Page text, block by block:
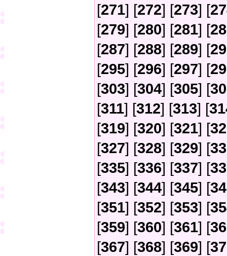
[271] [272] [273] [
[279] [280] [281] [
[287] [288] [289] [
[295] [296] [297] [
[303] [304] [305] [
[311] [312] [313] [
[319] [320] [321] [
[327] [328] [329] [
[335] [336] [337] [
[343] [344] [345] [
[351] [352] [353] [
[359] [360] [361] [
[367] [368] [369] [